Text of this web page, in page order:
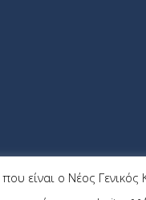
είναι ο Νέος